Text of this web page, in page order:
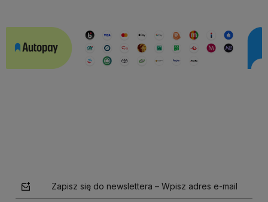
Zapisz się do newslettera – Wpisz adres e-mail